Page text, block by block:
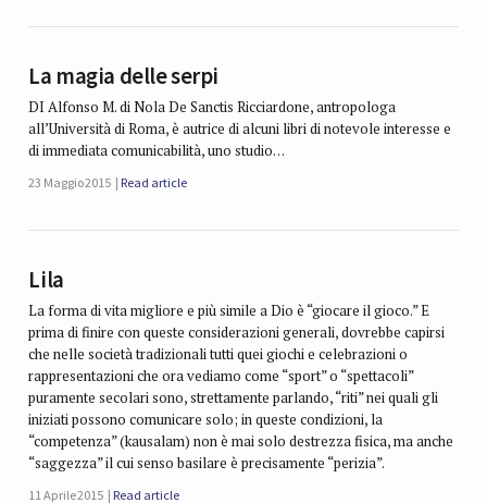
La magia delle serpi
DI Alfonso M. di Nola De Sanctis Ricciardone, antropologa
all’Università di Roma, è autrice di alcuni libri di notevole interesse e
di immediata comunicabilità, uno studio…
23 Maggio 2015 Read article
Lila
La forma di vita migliore e più simile a Dio è “giocare il gioco.” E
prima di finire con queste considerazioni generali, dovrebbe capirsi
che nelle società tradizionali tutti quei giochi e celebrazioni o
rappresentazioni che ora vediamo come “sport” o “spettacoli”
puramente secolari sono, strettamente parlando, “riti” nei quali gli
iniziati possono comunicare solo; in queste condizioni, la
“competenza” (kausalam) non è mai solo destrezza fisica, ma anche
“saggezza” il cui senso basilare è precisamente “perizia”.
11 Aprile 2015 Read article